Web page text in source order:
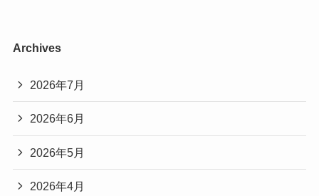
Archives
2026年7月
2026年6月
2026年5月
2026年4月